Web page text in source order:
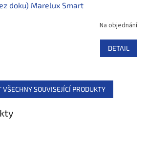
doku) Marelux Smart
Na objednání
DETAIL
SOUVISEJÍCÍ PRODUKTY